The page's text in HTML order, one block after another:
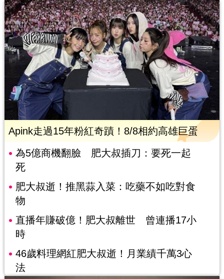
Apink走過15年粉紅奇蹟！8/8相約高雄巨蛋
為5億商機翻臉 肥大叔插刀：要死一起
死
肥大叔逝！推黑蒜入菜：吃藥不如吃對食
物
直播年賺破億！肥大叔離世 曾連播17小
時
46歲料理網紅肥大叔逝！月業績千萬3心
法